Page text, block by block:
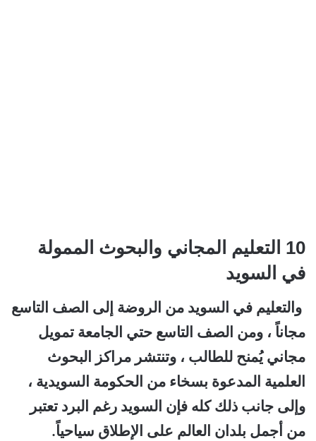
10 التعليم المجاني والبحوث الممولة
في السويد
والتعليم في السويد من الروضة إلى الصف التاسع
مجاناً ، ومن الصف التاسع حتي الجامعة تمويل
مجاني يُمنح للطالب ، وتنتشر مراكز البحوث
العلمية المدعوة بسخاء من الحكومة السويدية ،
وإلى جانب ذلك كله فإن السويد رغم البرد تعتبر
من أجمل بلدان العالم على الإطلاق سياحياً.